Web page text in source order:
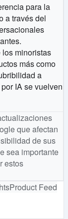
para la
a través del
minoristas
más como
a
IA se vuelven
que afectan
de sus
sea importante
estos
Product Feed